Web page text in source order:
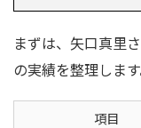
まずは、矢口真里
の実績を整理します
項目